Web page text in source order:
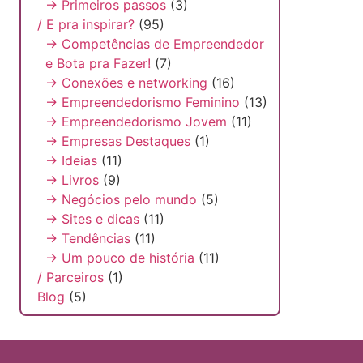
→ Primeiros passos (3)
/ E pra inspirar? (95)
→ Competências de Empreendedor
e Bota pra Fazer! (7)
→ Conexões e networking (16)
→ Empreendedorismo Feminino (13)
→ Empreendedorismo Jovem (11)
→ Empresas Destaques (1)
→ Ideias (11)
→ Livros (9)
→ Negócios pelo mundo (5)
→ Sites e dicas (11)
→ Tendências (11)
→ Um pouco de história (11)
/ Parceiros (1)
Blog (5)